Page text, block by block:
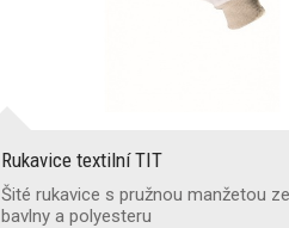
Rukavice textilní TIT
Šité rukavice s pružnou manžetou
bavlny a polyesteru